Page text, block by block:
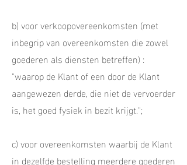
b) voor verkoopovereenkomsten (met
inbegrip van overeenkomsten die zowel
goederen als diensten betreffen) :
"waarop de Klant of een door de Klant
aangewezen derde, die niet de vervoerder
is, het goed fysiek in bezit krijgt.";
c) voor overeenkomsten waarbij de Klant
in dezelfde bestelling meerdere goederen